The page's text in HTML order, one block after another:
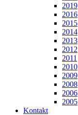
2019
2016
2015
2014
2013
2012
2011
2010
2009
2008
2006
2005
Kontakt